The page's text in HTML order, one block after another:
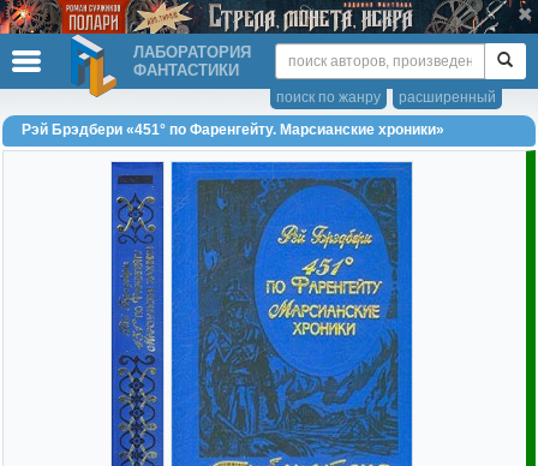
ЛАБОРАТОРИЯ
ФАНТАСТИКИ
расширенный
поиск по жанру
Рэй Брэдбери «451° по Фаренгейту. Марсианские хроники»